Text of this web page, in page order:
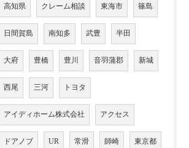
高知県 クレーム相談 東海市 篠島
日間賀島 南知多 武豊 半田
大府 豊橋 豊川 音羽蒲郡 新城
西尾 三河 トヨタ
アイディホーム株式会社 アクセス
ドアノブ UR 常滑 師崎 東京都